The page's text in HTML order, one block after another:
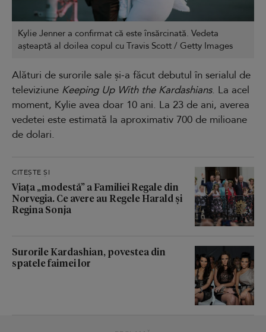
Kylie Jenner a confirmat că este însărcinată. Vedeta
așteaptă al doilea copul cu Travis Scott / Getty Images
Alături de surorile sale și-a făcut debutul în serialul de
televiziune Keeping Up With the Kardashians. La acel
moment, Kylie avea doar 10 ani. La 23 de ani, averea
vedetei este estimată la aproximativ 700 de milioane
de dolari.
CITEȘTE ȘI
Viața „modestă” a Familiei Regale din
Norvegia. Ce avere au Regele Harald și
Regina Sonja
Surorile Kardashian, povestea din
spatele faimei lor